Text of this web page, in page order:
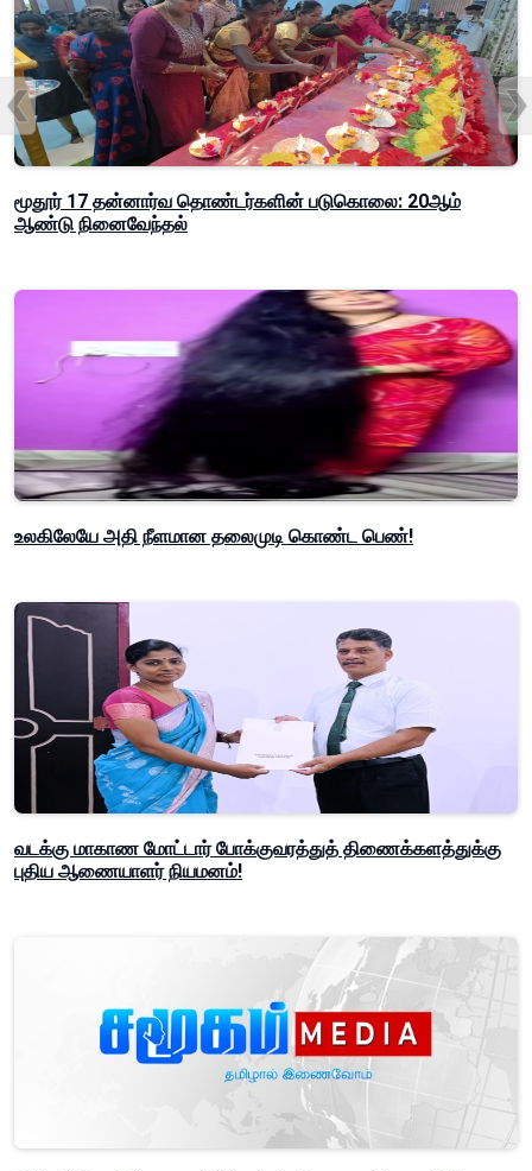
மூதூர் 17 தன்னார்வ தொண்டர்களின் படுகொலை: 20ஆம்
ஆண்டு நினைவேந்தல்
உலகிலேயே அதி நீளமான தலைமுடி கொண்ட பெண்!
வடக்கு மாகாண மோட்டார் போக்குவரத்துத் திணைக்களத்துக்கு
புதிய ஆணையாளர் நியமனம்!